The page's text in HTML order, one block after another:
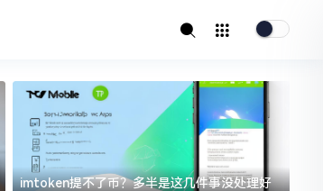
imtoken提不了币？多半是这几件事没处理好